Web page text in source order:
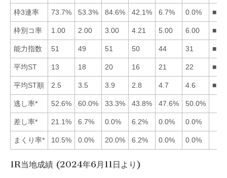
枠3連率 73.7% 53.3% 84.6% 42.1% 6.7% 0.0%
枠別コ率 1.00 2.00 3.00 4.21 5.00 6.00
能力指数 51 49 51 50 44 31
平均ST 13 18 20 16 21 22
平均ST順 2.5 3.5 3.9 2.8 4.7 4.6
逃し率* 52.6% 60.0% 33.3% 43.8% 47.6% 50.0%
差し率* 21.1% 6.7% 0.0% 6.2% 0.0% 0.0%
まくり率* 10.5% 0.0% 20.0% 6.2% 0.0% 0.0%
1R当地成績 (2024年6月11日より)